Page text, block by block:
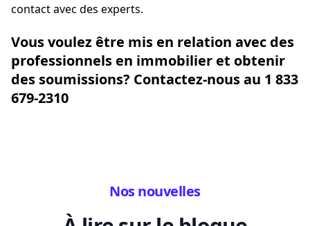
contact avec des experts.
Vous voulez être mis en relation avec des
professionnels en immobilier et obtenir
des soumissions? Contactez-nous au 1 833
679-2310
Nos nouvelles